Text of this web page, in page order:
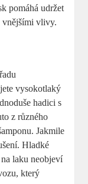
pomáhá udržet
vnějšími vlivy.
vysokotlaký
hadici s
z různého
Jakmile
Hladké
laku neobjeví
který